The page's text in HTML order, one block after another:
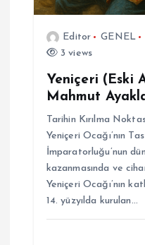
Editor GENEL
3 views
Yeniçeri (Eski
Mahmut
Tarihin Kırılma
Yeniçeri Ocağı’nın
İmparatorluğu’nun
kazanmasında ve
Yeniçeri Ocağı’nın
14. yüzyılda kurulan…